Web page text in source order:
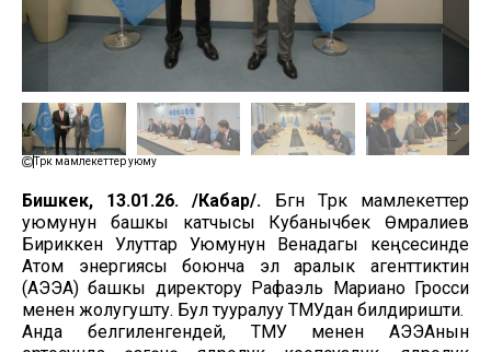
Түрк мамлекеттер уюму
Бишкек, 13.01.26. /Кабар/. Бүгүн Түрк мамлекеттер
уюмунун башкы катчысы Кубанычбек Өмүралиев
Бириккен Улуттар Уюмунун Венадагы кеңсесинде
Атом энергиясы боюнча эл аралык агенттиктин
(АЭЭА) башкы директору Рафаэль Мариано Гросси
менен жолугушту. Бул тууралуу ТМУдан билдиришти.
Анда белгиленгендей, ТМУ менен АЭЭАнын